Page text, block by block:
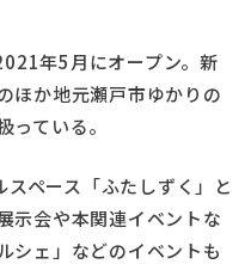
年5月にオープン。新
ほか地元瀬戸市ゆかりの
ている。
ペース「ふたしずく」と
示会や本関連イベントな
シェ」などのイベントも